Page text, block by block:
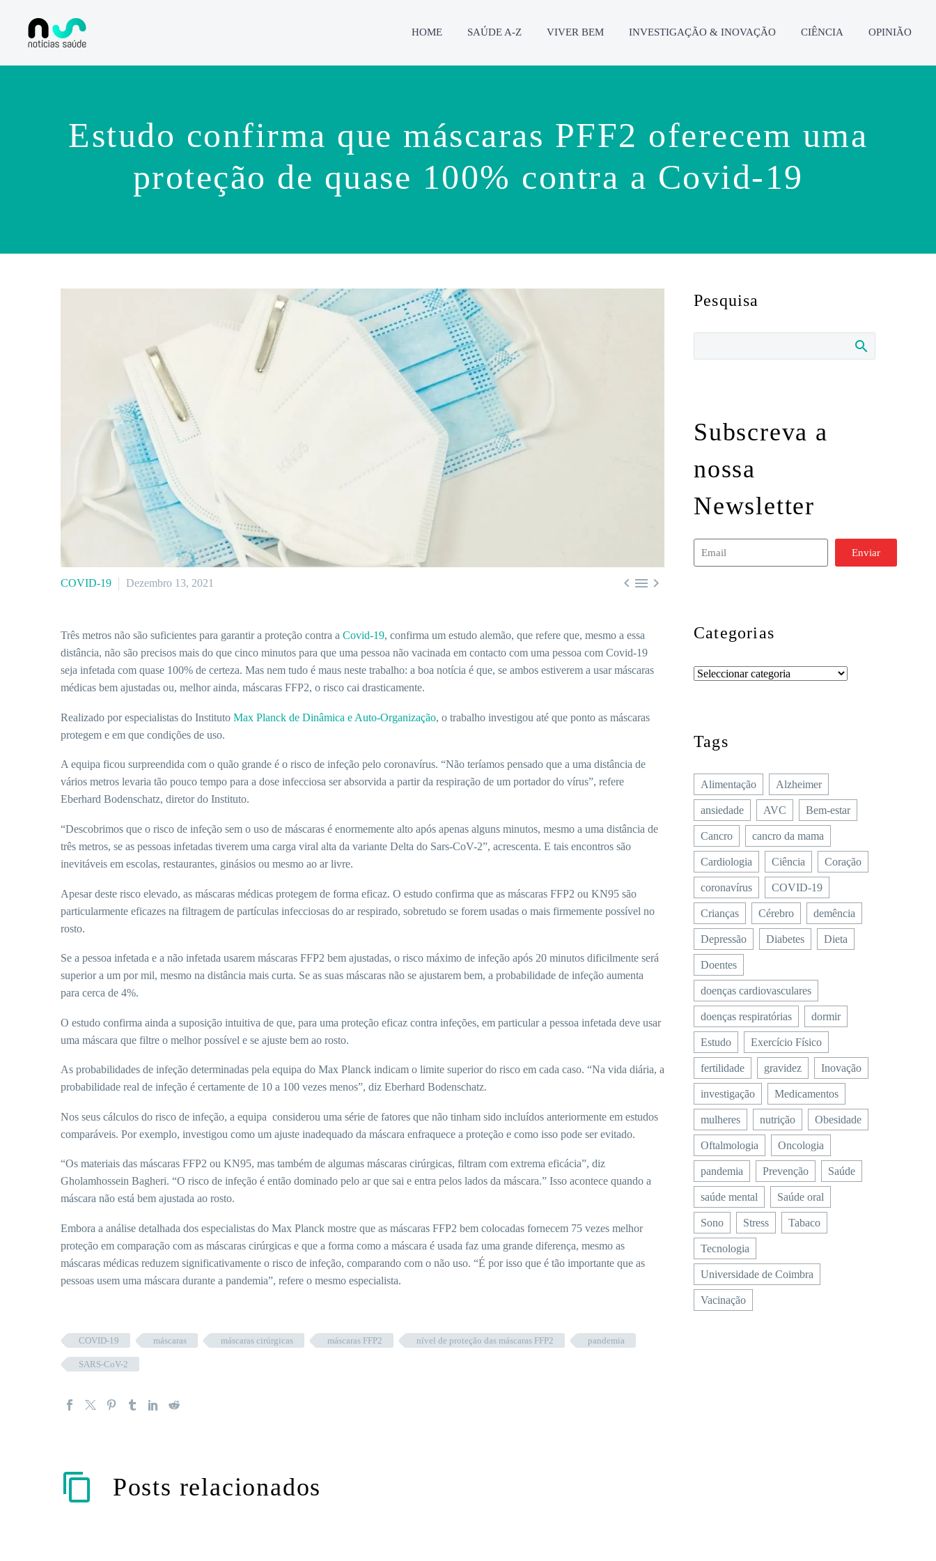
HOME SAÚDE A-Z VIVER BEM INVESTIGAÇÃO & INOVAÇÃO CIÊNCIA OPINIÃO
Estudo confirma que máscaras PFF2 oferecem uma
proteção de quase 100% contra a Covid-19
  
COVID-19 Dezembro 13, 2021
Três metros não são suficientes para garantir a proteção contra a Covid-19, confirma um estudo alemão, que refere que, mesmo a essa
distância, não são precisos mais do que cinco minutos para que uma pessoa não vacinada em contacto com uma pessoa com Covid-19
seja infetada com quase 100% de certeza. Mas nem tudo é maus neste trabalho: a boa notícia é que, se ambos estiverem a usar máscaras
médicas bem ajustadas ou, melhor ainda, máscaras FFP2, o risco cai drasticamente.
Realizado por especialistas do Instituto Max Planck de Dinâmica e Auto-Organização, o trabalho investigou até que ponto as máscaras
protegem e em que condições de uso.
A equipa ficou surpreendida com o quão grande é o risco de infeção pelo coronavírus. “Não teríamos pensado que a uma distância de
vários metros levaria tão pouco tempo para a dose infecciosa ser absorvida a partir da respiração de um portador do vírus”, refere
Eberhard Bodenschatz, diretor do Instituto.
“Descobrimos que o risco de infeção sem o uso de máscaras é enormemente alto após apenas alguns minutos, mesmo a uma distância de
três metros, se as pessoas infetadas tiverem uma carga viral alta da variante Delta do Sars-CoV-2”, acrescenta. E tais encontros são
inevitáveis ​​em escolas, restaurantes, ginásios ou mesmo ao ar livre.
Apesar deste risco elevado, as máscaras médicas protegem de forma eficaz. O estudo confirma que as máscaras FFP2 ou KN95 são
particularmente eficazes na filtragem de partículas infecciosas do ar respirado, sobretudo se forem usadas o mais firmemente possível no
rosto.
Se a pessoa infetada e a não infetada usarem máscaras FFP2 bem ajustadas, o risco máximo de infeção após 20 minutos dificilmente será
superior a um por mil, mesmo na distância mais curta. Se as suas máscaras não se ajustarem bem, a probabilidade de infeção aumenta
para cerca de 4%.
O estudo confirma ainda a suposição intuitiva de que, para uma proteção eficaz contra infeções, em particular a pessoa infetada deve usar
uma máscara que filtre o melhor possível e se ajuste bem ao rosto.
As probabilidades de infeção determinadas pela equipa do Max Planck indicam o limite superior do risco em cada caso. “Na vida diária, a
probabilidade real de infeção é certamente de 10 a 100 vezes menos”, ​​diz Eberhard Bodenschatz.
Nos seus cálculos do risco de infeção, a equipa considerou uma série de fatores que não tinham sido incluídos anteriormente em estudos
comparáveis. Por exemplo, investigou como um ajuste inadequado da máscara enfraquece a proteção e como isso pode ser evitado.
“Os materiais das máscaras FFP2 ou KN95, mas também de algumas máscaras cirúrgicas, filtram com extrema eficácia”, diz
Gholamhossein Bagheri. “O risco de infeção é então dominado pelo ar que sai e entra pelos lados da máscara.” Isso acontece quando a
máscara não está bem ajustada ao rosto.
Embora a análise detalhada dos especialistas do Max Planck mostre que as máscaras FFP2 bem colocadas fornecem 75 vezes melhor
proteção em comparação com as máscaras cirúrgicas e que a forma como a máscara é usada faz uma grande diferença, mesmo as
máscaras médicas reduzem significativamente o risco de infeção, comparando com o não uso. “É por isso que é tão importante que as
pessoas usem uma máscara durante a pandemia”, refere o mesmo especialista.
COVID-19 máscaras máscaras cirúrgicas máscaras FFP2 nível de proteção das máscaras FFP2 pandemia
SARS-CoV-2
Posts relacionados
Pesquisa
Subscreva a
nossa
Newsletter
Enviar
Categorias
Tags
Alimentação Alzheimer
ansiedade AVC Bem-estar
Cancro cancro da mama
Cardiologia Ciência Coração
coronavírus COVID-19
Crianças Cérebro demência
Depressão Diabetes Dieta
Doentes
doenças cardiovasculares
doenças respiratórias dormir
Estudo Exercício Físico
fertilidade gravidez Inovação
investigação Medicamentos
mulheres nutrição Obesidade
Oftalmologia Oncologia
pandemia Prevenção Saúde
saúde mental Saúde oral
Sono Stress Tabaco
Tecnologia
Universidade de Coimbra
Vacinação